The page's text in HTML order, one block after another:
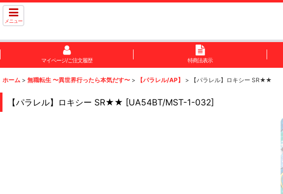
メニュー
マイページ/ご注文履歴 特商法表示
ホーム > 無職転生 〜異世界行ったら本気だす〜 > 【パラレル/AP】 > 【パラレル】ロキシー SR★★
【パラレル】ロキシー SR★★ [UA54BT/MST-1-032]